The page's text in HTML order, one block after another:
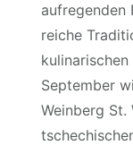
aufregenden
reiche
September
Weinberg St.